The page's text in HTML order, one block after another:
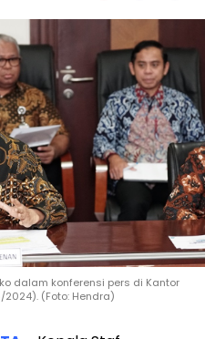
dalam konferensi pers di Kantor
(Foto: Hendra)